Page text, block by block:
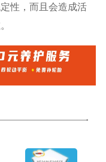
性，而且会造成活